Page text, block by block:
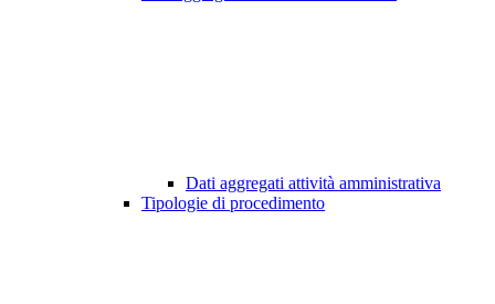
Dati aggregati attività amministrativa
Tipologie di procedimento